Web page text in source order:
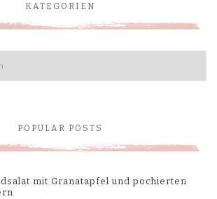
KATEGORIEN
POPULAR POSTS
mit Granatapfel und pochierten